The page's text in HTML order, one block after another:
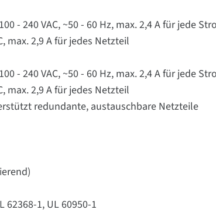
- 240 VAC, ~50 - 60 Hz, max. 2,4 A für jede
max. 2,9 A für jedes Netzteil
- 240 VAC, ~50 - 60 Hz, max. 2,4 A für jede
max. 2,9 A für jedes Netzteil
redundante, austauschbare Netzteile
62368-1, UL 60950-1